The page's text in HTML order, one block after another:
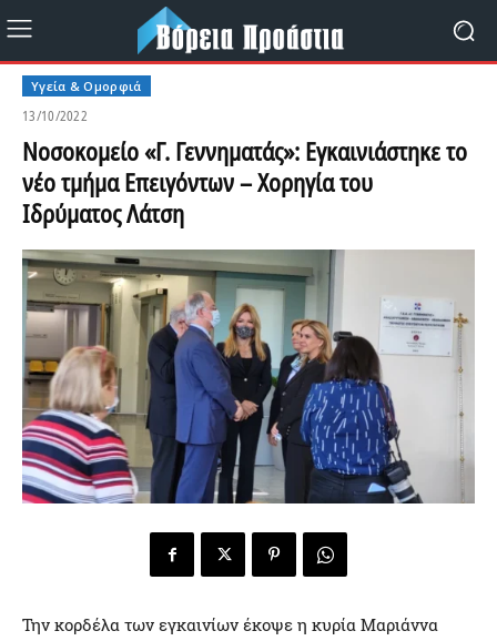
Υγεία & Ομορφιά
13/10/2022
Νοσοκομείο «Γ. Γεννηματάς»: Εγκαινιάστηκε το
νέο τμήμα Επειγόντων – Χορηγία του
Ιδρύματος Λάτση
Την κορδέλα των εγκαινίων έκοψε η κυρία Μαριάννα